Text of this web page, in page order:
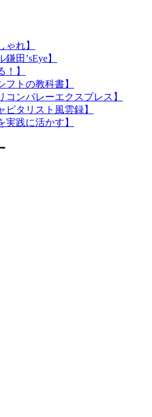
れ】
田’sEye】
】
トの教科書】
ンバレーエクスプレス】
タリスト風雲録】
践に活かす】